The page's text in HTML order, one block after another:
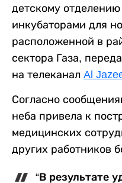
детскому
инкубаторами для
расположенной в
сектора Газа,
на телеканал Al
Согласно
неба привела к
медицинских
других работников
“В результате